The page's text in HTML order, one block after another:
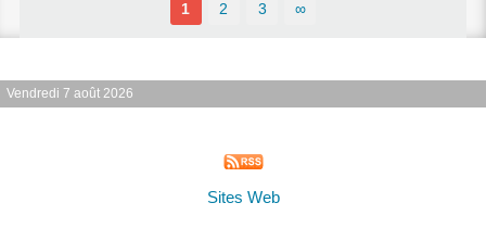
1 2 3 ∞
Vendredi 7 août 2026
Sites Web